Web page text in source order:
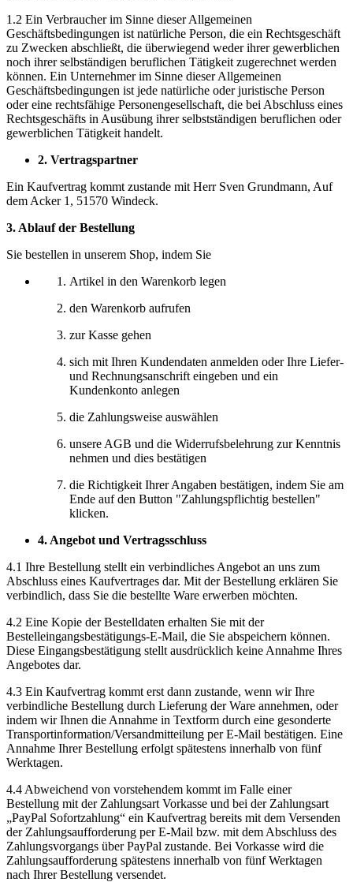
1.2 Ein Verbraucher im Sinne dieser Allgemeinen
Geschäftsbedingungen ist natürliche Person, die ein Rechtsgeschäft
zu Zwecken abschließt, die überwiegend weder ihrer gewerblichen
noch ihrer selbständigen beruflichen Tätigkeit zugerechnet werden
können. Ein Unternehmer im Sinne dieser Allgemeinen
Geschäftsbedingungen ist jede natürliche oder juristische Person
oder eine rechtsfähige Personengesellschaft, die bei Abschluss eines
Rechtsgeschäfts in Ausübung ihrer selbstständigen beruflichen oder
gewerblichen Tätigkeit handelt.
2. Vertragspartner
Ein Kaufvertrag kommt zustande mit Herr Sven Grundmann, Auf
dem Acker 1, 51570 Windeck.
3. Ablauf der Bestellung
Sie bestellen in unserem Shop, indem Sie
Artikel in den Warenkorb legen
den Warenkorb aufrufen
zur Kasse gehen
sich mit Ihren Kundendaten anmelden oder Ihre Liefer-
und Rechnungsanschrift eingeben und ein
Kundenkonto anlegen
die Zahlungsweise auswählen
unsere AGB und die Widerrufsbelehrung zur Kenntnis
nehmen und dies bestätigen
die Richtigkeit Ihrer Angaben bestätigen, indem Sie am
Ende auf den Button "Zahlungspflichtig bestellen"
klicken.
4. Angebot und Vertragsschluss
4.1 Ihre Bestellung stellt ein verbindliches Angebot an uns zum
Abschluss eines Kaufvertrages dar. Mit der Bestellung erklären Sie
verbindlich, dass Sie die bestellte Ware erwerben möchten.
4.2 Eine Kopie der Bestelldaten erhalten Sie mit der
Bestelleingangsbestätigungs-E-Mail, die Sie abspeichern können.
Diese Eingangsbestätigung stellt ausdrücklich keine Annahme Ihres
Angebotes dar.
4.3 Ein Kaufvertrag kommt erst dann zustande, wenn wir Ihre
verbindliche Bestellung durch Lieferung der Ware annehmen, oder
indem wir Ihnen die Annahme in Textform durch eine gesonderte
Transportinformation/Versandmitteilung per E-Mail bestätigen. Eine
Annahme Ihrer Bestellung erfolgt spätestens innerhalb von fünf
Werktagen.
4.4 Abweichend von vorstehendem kommt im Falle einer
Bestellung mit der Zahlungsart Vorkasse und bei der Zahlungsart
„PayPal Sofortzahlung“ ein Kaufvertrag bereits mit dem Versenden
der Zahlungsaufforderung per E-Mail bzw. mit dem Abschluss des
Zahlungsvorgangs über PayPal zustande. Bei Vorkasse wird die
Zahlungsaufforderung spätestens innerhalb von fünf Werktagen
nach Ihrer Bestellung versendet.